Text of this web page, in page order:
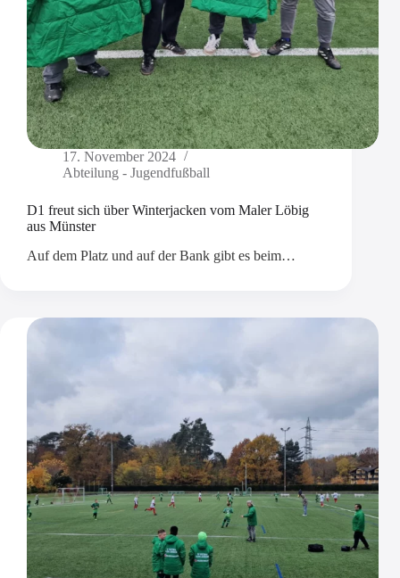
17. November 2024
Abteilung - Jugendfußball
D1 freut sich über Winterjacken vom Maler Löbig
aus Münster
Auf dem Platz und auf der Bank gibt es beim…